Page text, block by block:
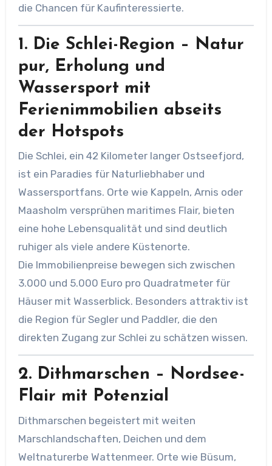
die Chancen für Kaufinteressierte.
1. Die Schlei-Region – Natur
pur, Erholung und
Wassersport mit
Ferienimmobilien abseits
der Hotspots
Die Schlei, ein 42 Kilometer langer Ostseefjord,
ist ein Paradies für Naturliebhaber und
Wassersportfans. Orte wie Kappeln, Arnis oder
Maasholm versprühen maritimes Flair, bieten
eine hohe Lebensqualität und sind deutlich
ruhiger als viele andere Küstenorte.
Die Immobilienpreise bewegen sich zwischen
3.000 und 5.000 Euro pro Quadratmeter für
Häuser mit Wasserblick. Besonders attraktiv ist
die Region für Segler und Paddler, die den
direkten Zugang zur Schlei zu schätzen wissen.
2. Dithmarschen – Nordsee-
Flair mit Potenzial
Dithmarschen begeistert mit weiten
Marschlandschaften, Deichen und dem
Weltnaturerbe Wattenmeer. Orte wie Büsum,